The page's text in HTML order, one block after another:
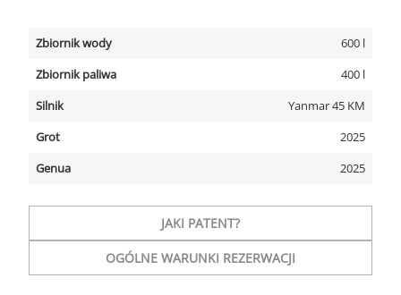
Zbiornik wody
600 l
Zbiornik paliwa
400 l
Silnik
Yanmar 45 KM
Grot
2025
Genua
2025
JAKI PATENT?
OGÓLNE WARUNKI REZERWACJI